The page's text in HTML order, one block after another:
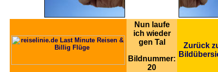
Nun laufe
ich wieder
gen Tal
Bildnummer:
20
Zurück